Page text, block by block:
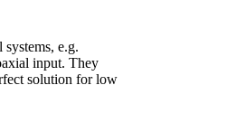
e.g.
input. They
solution for low